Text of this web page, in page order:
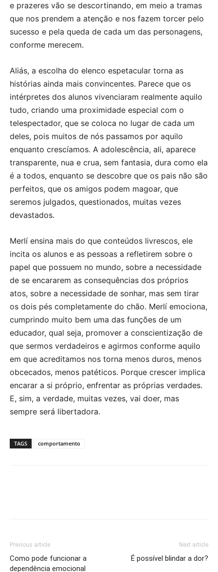
e prazeres vão se descortinando, em meio a tramas
que nos prendem a atenção e nos fazem torcer pelo
sucesso e pela queda de cada um das personagens,
conforme merecem.
Aliás, a escolha do elenco espetacular torna as
histórias ainda mais convincentes. Parece que os
intérpretes dos alunos vivenciaram realmente aquilo
tudo, criando uma proximidade especial com o
telespectador, que se coloca no lugar de cada um
deles, pois muitos de nós passamos por aquilo
enquanto crescíamos. A adolescência, ali, aparece
transparente, nua e crua, sem fantasia, dura como ela
é a todos, enquanto se descobre que os pais não são
perfeitos, que os amigos podem magoar, que
seremos julgados, questionados, muitas vezes
devastados.
Merlí ensina mais do que conteúdos livrescos, ele
incita os alunos e as pessoas a refletirem sobre o
papel que possuem no mundo, sobre a necessidade
de se encararem as consequências dos próprios
atos, sobre a necessidade de sonhar, mas sem tirar
os dois pés completamente do chão. Merlí emociona,
cumprindo muito bem uma das funções de um
educador, qual seja, promover a conscientização de
que sermos verdadeiros e agirmos conforme aquilo
em que acreditamos nos torna menos duros, menos
obcecados, menos patéticos. Porque crescer implica
encarar a si próprio, enfrentar as próprias verdades.
E, sim, a verdade, muitas vezes, vai doer, mas
sempre será libertadora.
TAGS comportamento
Previous article
Como pode funcionar a
dependência emocional
Next article
É possível blindar a dor?